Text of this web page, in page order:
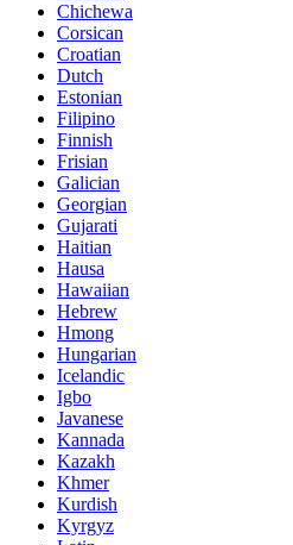
Chichewa
Corsican
Croatian
Dutch
Estonian
Filipino
Finnish
Frisian
Galician
Georgian
Gujarati
Haitian
Hausa
Hawaiian
Hebrew
Hmong
Hungarian
Icelandic
Igbo
Javanese
Kannada
Kazakh
Khmer
Kurdish
Kyrgyz